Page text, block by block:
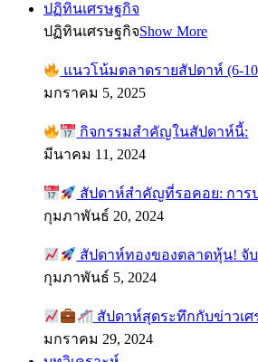
ปฏิทินเศรษฐกิจ
ปฏิทินเศรษฐกิจShow More
แนวโน้มตลาดรายสัปดาห์ (6-
มกราคม 5, 2025
กิจกรรมสำคัญในสัปดาห์นี้:
มีนาคม 11, 2024
สัปดาห์สำคัญที่รอคอย: การ
กุมภาพันธ์ 20, 2024
สัปดาห์ทองของตลาดหุ้น! จับ
กุมภาพันธ์ 5, 2024
สัปดาห์สุดระทึกกับข่าวเ
มกราคม 29, 2024